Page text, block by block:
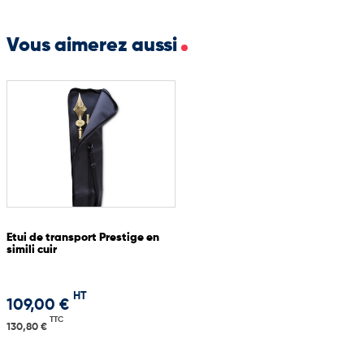
Vous aimerez aussi
Etui de transport Prestige en
simili cuir
109,00 €
HT
130,80 €
TTC